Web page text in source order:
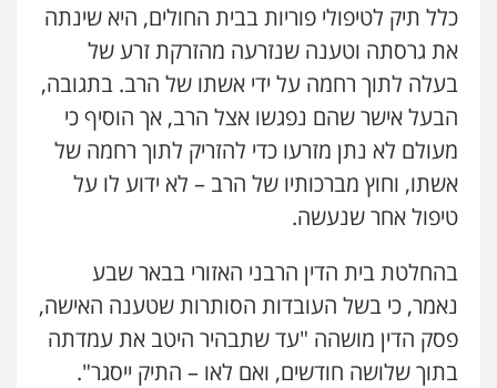
חליל ביאדי – משרד עורכי דין
פלילי דיני תעבורה מעצרים וחקירות
פשיעה חמורה אסירים
0509636895
עו"ד איהאב זבידאת
פלילי פשיעה חמורה ארגוני פשע עבירות
המתה
0509930581
עו"ד יפעת שוורץ סיל
0523379525
כלל תיק לטיפולי פוריות בבית החולים, היא שינתה
את גרסתה וטענה שנזרעה מהזרקת זרע של
בעלה לתוך רחמה על ידי אשתו של הרב. בתגובה,
הבעל אישר שהם נפגשו אצל הרב, אך הוסיף כי
מעולם לא נתן מזרעו כדי להזריק לתוך רחמה של
אשתו, וחוץ מברכותיו של הרב – לא ידוע לו על
טיפול אחר שנעשה.
בהחלטת בית הדין הרבני האזורי בבאר שבע
נאמר, כי בשל העובדות הסותרות שטענה האישה,
פסק הדין מושהה "עד שתבהיר היטב את עמדתה
בתוך שלושה חודשים, ואם לאו – התיק ייסגר".